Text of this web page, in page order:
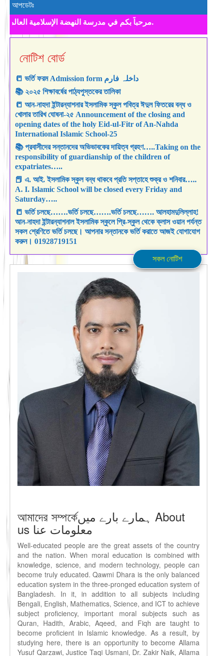
আপডেটঃ
Hello world! Welcome to An-Nahda International Islamic School. আন-নাহদা ইন্টারন্যাশনাল ইসলামিক স্কুলে আপনাকে স্বাগতম।مرحباً بكم في مدرسة النهضة الإسلامية العالمية.
নোটিশ বোর্ড
📒 ভর্তি ফরম Admission form داخلہ فارم
📚 ২০২৫ শিক্ষাবর্ষের পাঠ্যপুস্তকের তালিকা
📒 আন-নাহদা ইন্টারন্যাশনার ইসলামিক স্কুল পবিত্র ঈদুল ফিতরের বন্ধ ও
খোলার তারিখ ঘোষনা-২৫ Announcement of the closing and
opening dates of the holy Eid-ul-Fitr of An-Nahda
International Islamic School-25
📚 প্রবাসীদের সন্তানদের অভিভাবকের দায়িত্ব গ্রহণ…..Taking on the
responsibility of guardianship of the children of
expatriates…..
📕 এ. আই. ইসলামিক স্কুল বন্ধ থাকবে প্রতি সপ্তাহে শুক্র ও শনিবার…..
A. I. Islamic School will be closed every Friday and
Saturday…..
📒 ভর্তি চলছে…….ভর্তি চলছে…….ভর্তি চলছে……. আলহামদুলিল্লাহ!
আন-নাহদা ইন্টারন্যাশনাল ইসলামিক স্কুলে প্রি-স্কুল থেকে ক্লাস ওয়ান পর্যন্ত
সকল শ্রেণিতে ভর্তি চলছে। আপনার সন্তানকে ভর্তি করাতে আজই যোগাযোগ
করুন। 01928719151
সকল নোটিশ
আমাদের সম্পর্কেہمارے بارے میں About
us معلومات عنا
Well-educated people are the great assets of the country
and the nation. When moral education is combined with
knowledge, science, and modern technology, people can
become truly educated. Qawmi Dhara is the only balanced
education system in the three-pronged education system of
Bangladesh. In it, in addition to all subjects including
Bengali, English, Mathematics, Science, and ICT to achieve
subject proficiency, important moral subjects such as
Quran, Hadith, Arabic, Aqeed, and Fiqh are taught to
become proficient in Islamic knowledge. As a result, by
studying here, there is an opportunity to become Allama
Yusuf Qarzawi, Justice Taqi Usmani, Dr. Zakir Naik, Allama